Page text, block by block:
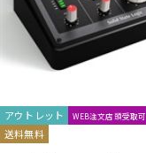
キーボード
アウトレット WEB注文店頭受取可
送料無料